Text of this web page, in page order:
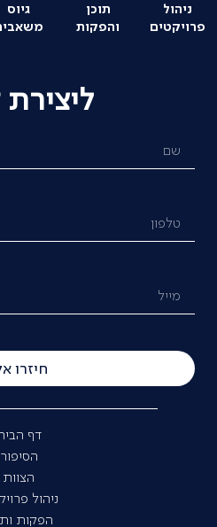
ניהול
פרויקטים
תוכן
והפקות
גיוס
חיזרו
דף
הסיפור
הצוות
ניהול
הפקות